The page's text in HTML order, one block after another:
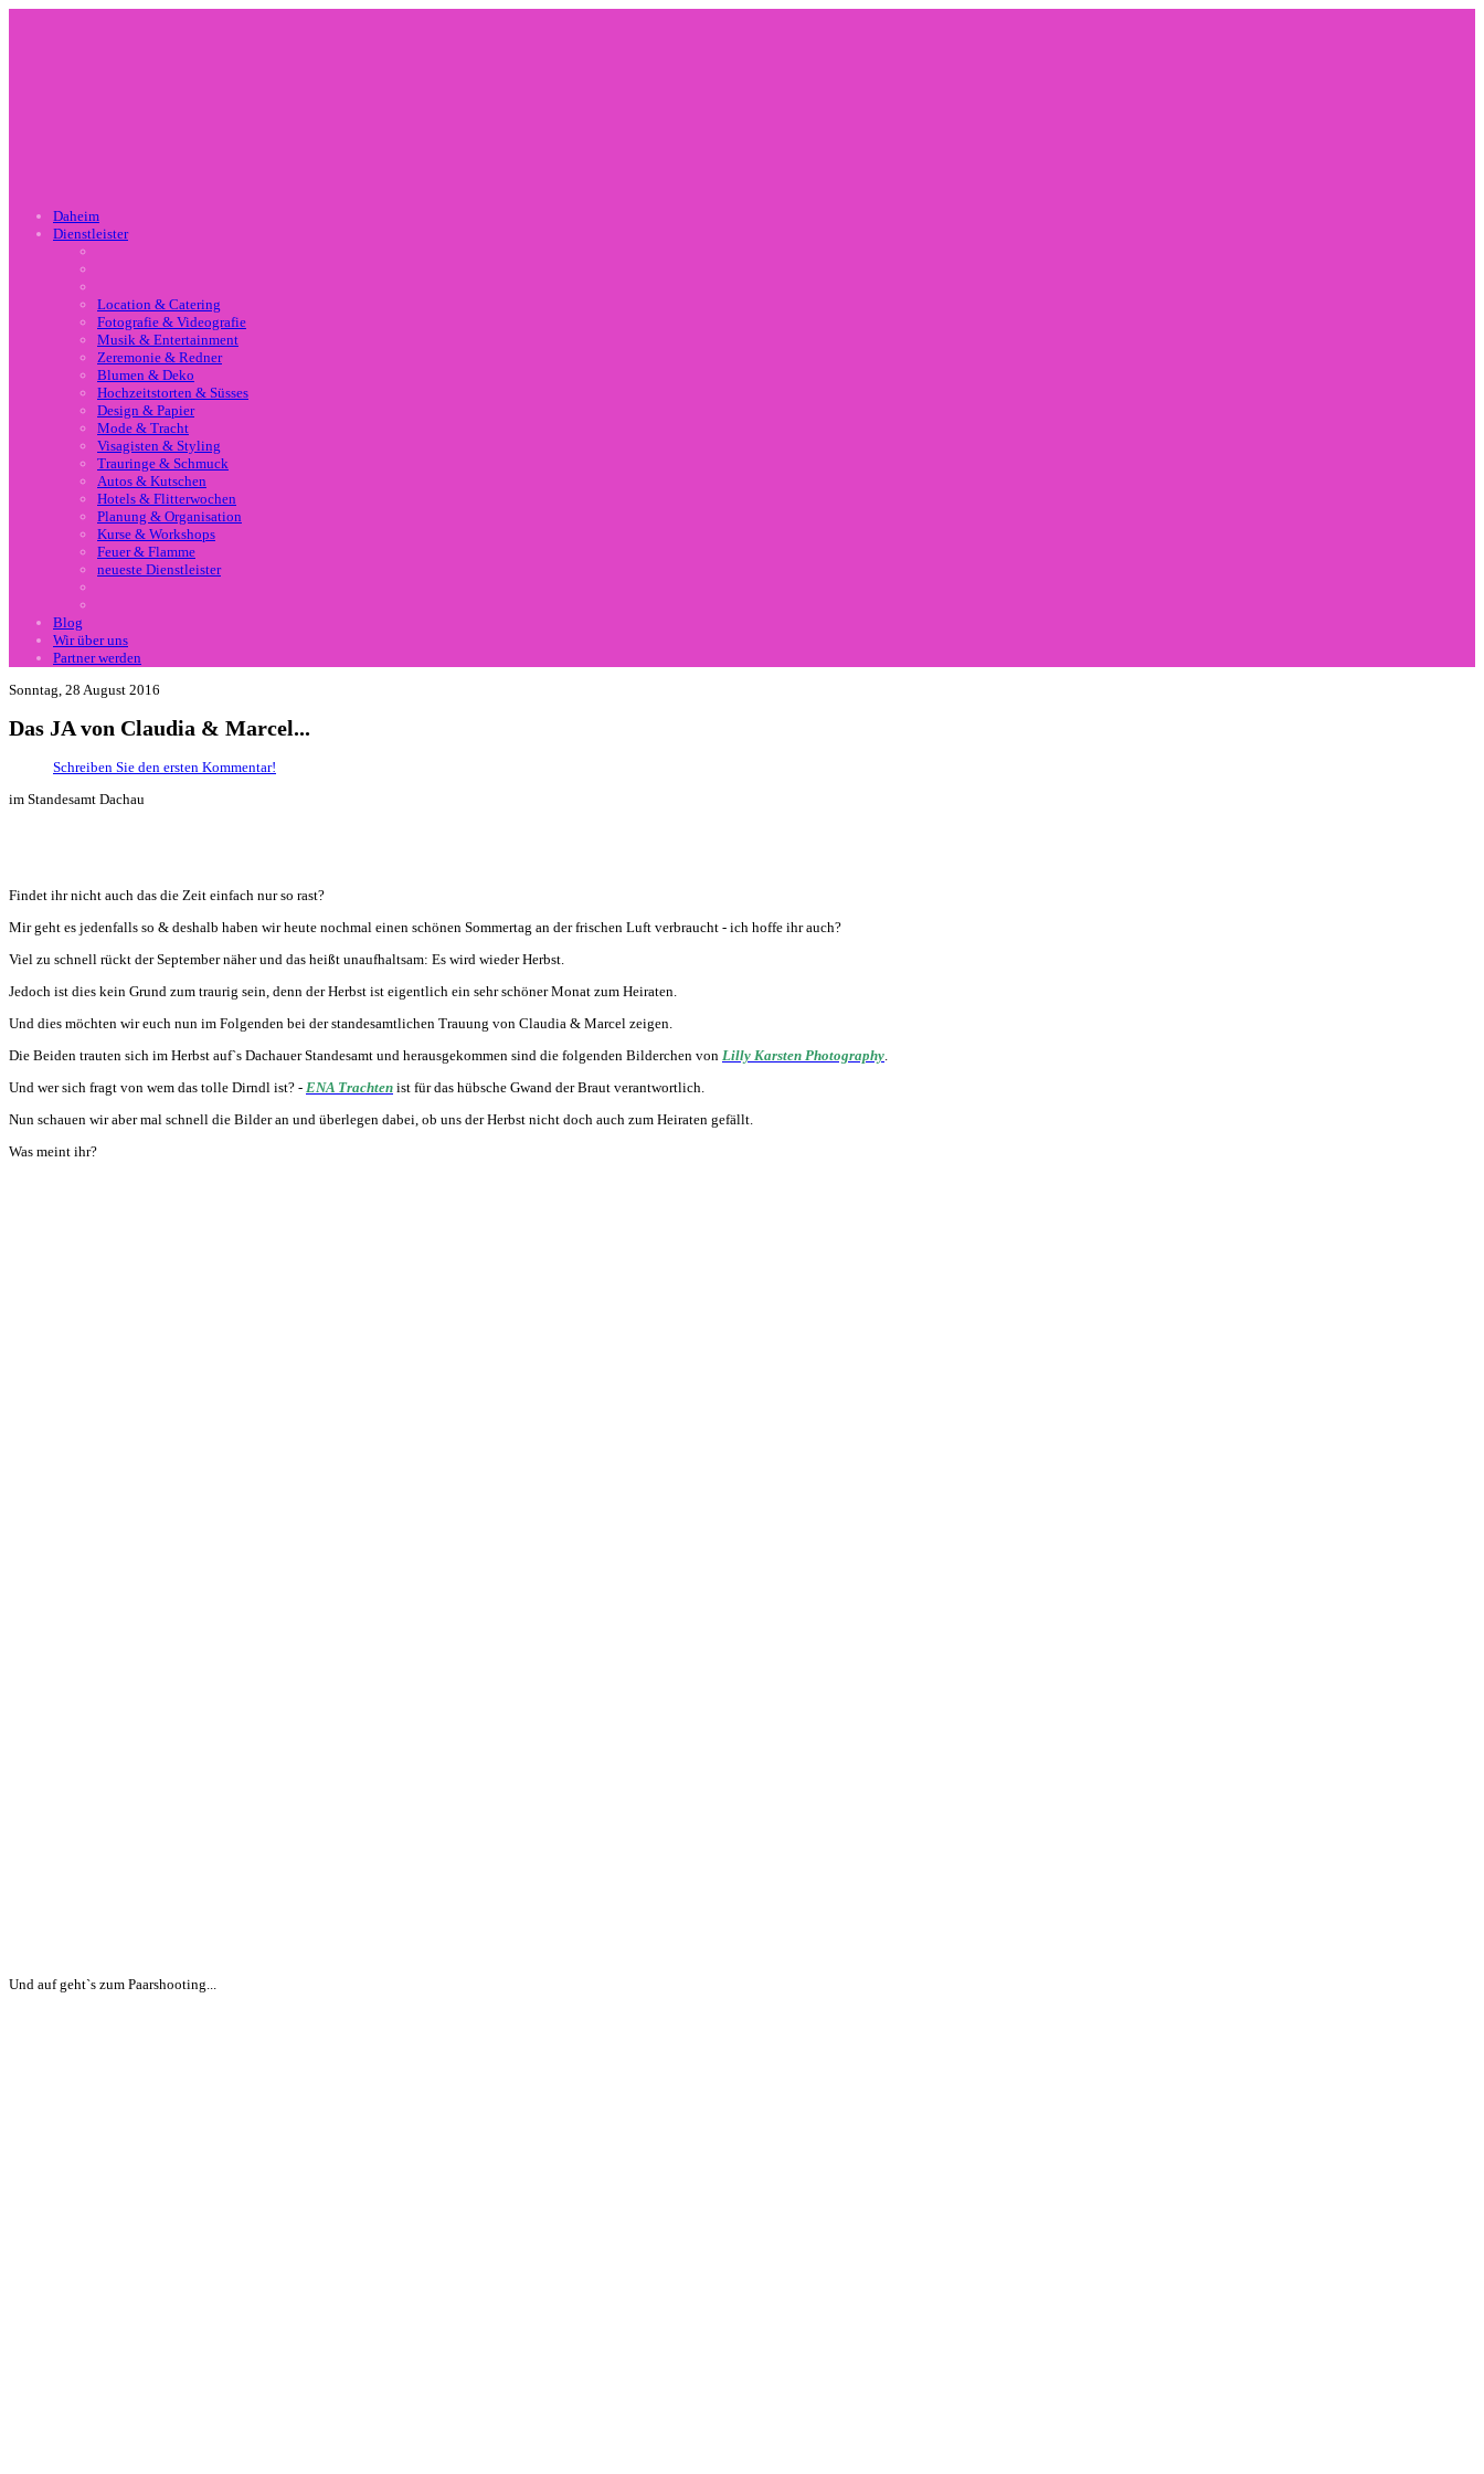
Daheim
Dienstleister
Location & Catering
Fotografie & Videografie
Musik & Entertainment
Zeremonie & Redner
Blumen & Deko
Hochzeitstorten & Süsses
Design & Papier
Mode & Tracht
Visagisten & Styling
Trauringe & Schmuck
Autos & Kutschen
Hotels & Flitterwochen
Planung & Organisation
Kurse & Workshops
Feuer & Flamme
neueste Dienstleister
Blog
Wir über uns
Partner werden
Sonntag, 28 August 2016
Das JA von Claudia & Marcel...
Schreiben Sie den ersten Kommentar!
im Standesamt Dachau
Findet ihr nicht auch das die Zeit einfach nur so rast?
Mir geht es jedenfalls so & deshalb haben wir heute nochmal einen schönen Sommertag an der frischen Luft verbraucht - ich hoffe ihr auch?
Viel zu schnell rückt der September näher und das heißt unaufhaltsam: Es wird wieder Herbst.
Jedoch ist dies kein Grund zum traurig sein, denn der Herbst ist eigentlich ein sehr schöner Monat zum Heiraten.
Und dies möchten wir euch nun im Folgenden bei der standesamtlichen Trauung von Claudia & Marcel zeigen.
Die Beiden trauten sich im Herbst auf`s Dachauer Standesamt und herausgekommen sind die folgenden Bilderchen von Lilly Karsten Photography.
Und wer sich fragt von wem das tolle Dirndl ist? - ENA Trachten ist für das hübsche Gwand der Braut verantwortlich.
Nun schauen wir aber mal schnell die Bilder an und überlegen dabei, ob uns der Herbst nicht doch auch zum Heiraten gefällt.
Was meint ihr?
Und auf geht`s zum Paarshooting...